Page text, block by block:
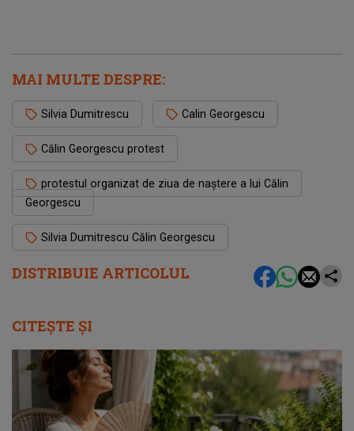
DISTRIBUIE ARTICOLUL
MAI MULTE DESPRE:
Silvia Dumitrescu Calin Georgescu
Călin Georgescu protest
protestul organizat de ziua de naştere a lui Călin
Georgescu
Silvia Dumitrescu Călin Georgescu
CITEȘTE ȘI